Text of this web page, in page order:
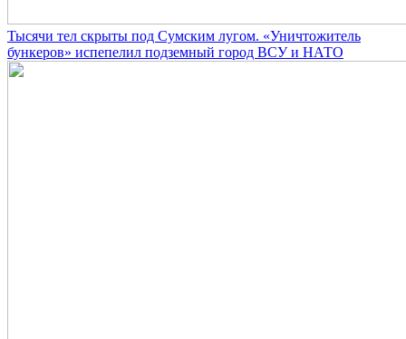
Тысячи тел скрыты под Сумским лугом. «Уничтожитель
бункеров» испепелил подземный город ВСУ и НАТО